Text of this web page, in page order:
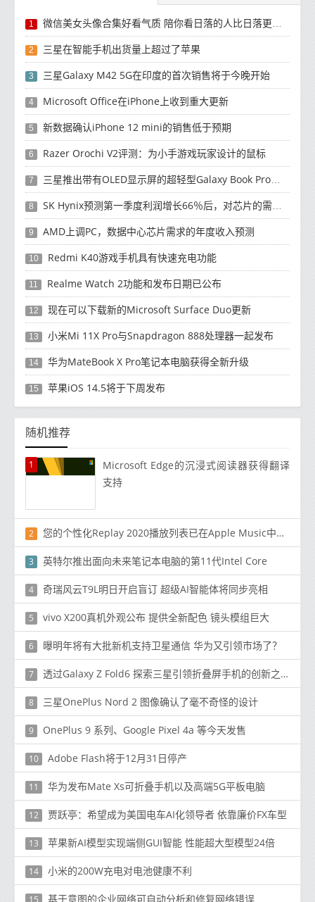
1 微信美女头像合集好看气质 陪你看日落的人比日落更浪漫
2 三星在智能手机出货量上超过了苹果
3 三星Galaxy M42 5G在印度的首次销售将于今晚开始
4 Microsoft Office在iPhone上收到重大更新
5 新数据确认iPhone 12 mini的销售低于预期
6 Razer Orochi V2评测：为小手游戏玩家设计的鼠标
7 三星推出带有OLED显示屏的超轻型Galaxy Book Pro和Galaxy Book Pro 360笔记本电脑
8 SK Hynix预测第一季度利润增长66％后，对芯片的需求将增强
9 AMD上调PC，数据中心芯片需求的年度收入预测
10 Redmi K40游戏手机具有快速充电功能
11 Realme Watch 2功能和发布日期已公布
12 现在可以下载新的Microsoft Surface Duo更新
13 小米Mi 11X Pro与Snapdragon 888处理器一起发布
14 华为MateBook X Pro笔记本电脑获得全新升级
15 苹果iOS 14.5将于下周发布
随机推荐
1
Microsoft Edge的沉浸式阅读器获得翻译
支持
2 您的个性化Replay 2020播放列表已在Apple Music中提供
3 英特尔推出面向未来笔记本电脑的第11代Intel Core
4 奇瑞风云T9L明日开启盲订 超级AI智能体将同步亮相
5 vivo X200真机外观公布 提供全新配色 镜头模组巨大
6 曝明年将有大批新机支持卫星通信 华为又引领市场了？
7 透过Galaxy Z Fold6 探索三星引领折叠屏手机的创新之路
8 三星OnePlus Nord 2 图像确认了毫不奇怪的设计
9 OnePlus 9 系列、Google Pixel 4a 等今天发售
10 Adobe Flash将于12月31日停产
11 华为发布Mate Xs可折叠手机以及高端5G平板电脑
12 贾跃亭：希望成为美国电车AI化领导者 依靠廉价FX车型
13 苹果新AI模型实现端侧GUI智能 性能超大型模型24倍
14 小米的200W充电对电池健康不利
15 基于意图的企业网络可自动分析和修复网络错误